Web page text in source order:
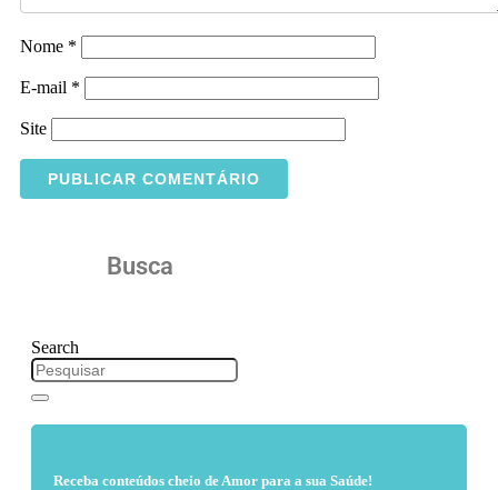
Nome *
E-mail *
Site
Busca
Search
Receba conteúdos cheio de Amor para a sua Saúde!